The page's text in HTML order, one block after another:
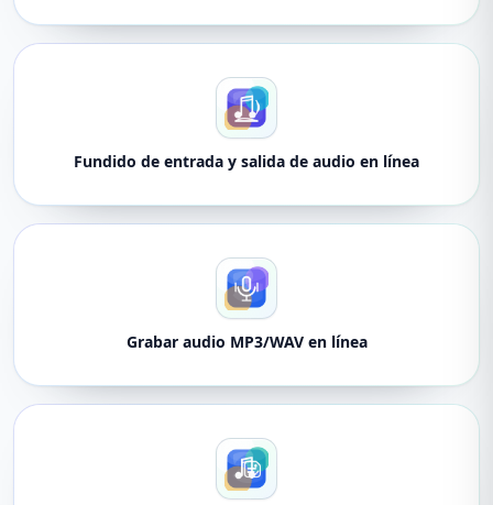
Fundido de entrada y salida de audio en línea
Grabar audio MP3/WAV en línea